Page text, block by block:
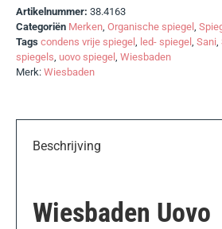
Artikelnummer: 38.4163
Categoriën Merken Organische spiegel
Tags condens vrije spiegel led- spiegel Sani
spiegels uovo spiegel Wiesbaden
Merk: Wiesbaden
Beschrijving
Wiesbaden Uovo